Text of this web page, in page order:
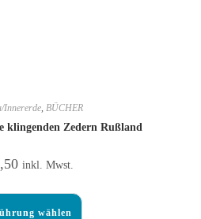
Innererde BÜCHER
klingenden Zedern Rußland
inkl. Mwst.
wählen